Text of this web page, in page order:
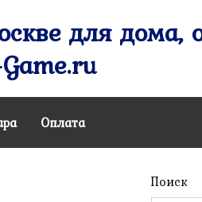
для дома,
Оплата
Поиск